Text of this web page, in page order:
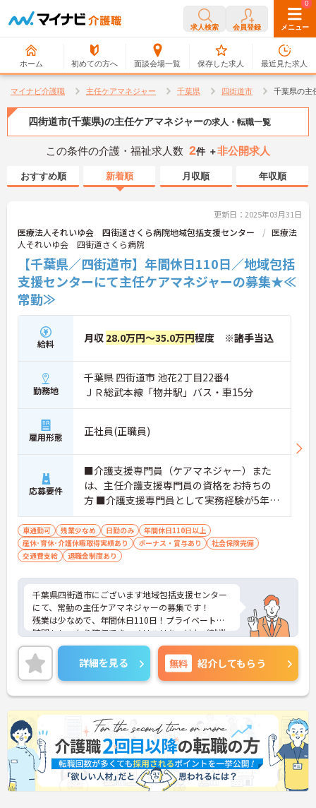
求人検索 会員登録 メニュー
ホーム 初めての方へ 面談会場一覧
0
保存した求人
0
最近見た求人
マイナビ介護職 主任ケアマネジャー 千葉県 四街道市 千葉県の主
四街道市(千葉県)の主任ケアマネジャーの求人・転職一覧
この条件の介護・福祉求人数 2件 ＋非公開求人
おすすめ順 新着順 月収順 年収順
更新日：2025年03月31日
医療法人それいゆ会 四街道さくら病院地域包括支援センター
医療法
人それいゆ会 四街道さくら病院
【千葉県／四街道市】年間休日110日／地域包括
支援センターにて主任ケアマネジャーの募集★≪
常勤≫
給料 月収 28.0万円～35.0万円程度 ※諸手当込
勤務地
千葉県 四街道市 池花2丁目22番4
ＪＲ総武本線「物井駅」バス・車15分
雇用形態 正社員(正職員)
応募要件
■介護支援専門員（ケアマネジャー）また
は、主任介護支援専門員の資格をお持ちの
方 ■介護支援専門員として実務経験が5年以
上、または、ケアマネジメントリーダー研
修を修了している方 ■普通自動車運転免許
(AT限定可／あれば尚可)
車通勤可 残業少なめ 日勤のみ
年間休日110日以上
産休･育休･介護休暇取得実績あり
ボーナス・賞与あり
社会保険完備
交通費支給
退職金制度あり
千葉県四街道市にございます地域包括支援センター
にて、常勤の主任ケアマネジャーの募集です！
残業は少なめで、年間休日110日！プライベートな
時間もしっかり確保でき、メリハリをつけたご就業
が可能です◎
ご興味ある方には、面接対策ポイントなど、さらに
詳細をお話しいたしますのでお気軽にご相談くださ
い！
詳細を見る 無料 紹介してもらう